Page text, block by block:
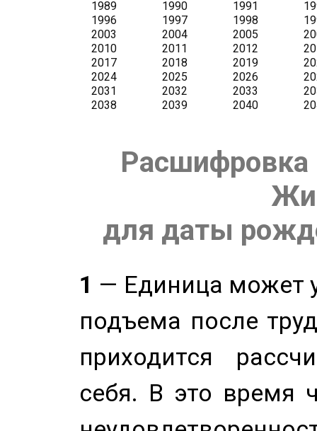
Расшифровка
для даты
1 — Единица может
подъема после
приходится
себя. В это время